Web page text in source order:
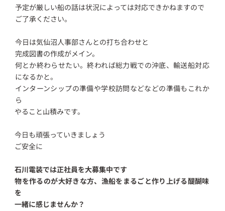
予定が厳しい船の話は状況によっては対応できかねますので
ご了承ください。
今日は気仙沼人事部さんとの打ち合わせと
完成図書の作成がメイン。
何とか終わらせたい。終われば総力戦での沖底、輸送船対応
になるかと。
インターンシップの準備や学校訪問などなどの準備もこれか
ら
やること山積みです。
今日も頑張っていきましょう
ご安全に
石川電装では正社員を大募集中です
物を作るのが大好きな方、漁船をまるごと作り上げる醍醐味
を
一緒に感じませんか？